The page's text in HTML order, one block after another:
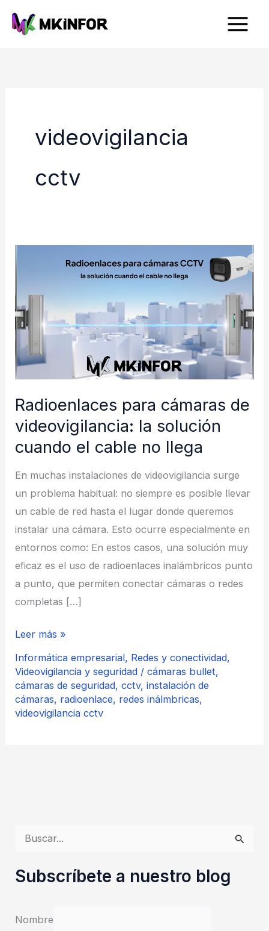
videovigilancia
cctv
Radioenlaces para cámaras de
videovigilancia: la solución
cuando el cable no llega
En muchas instalaciones de videovigilancia surge
un problema habitual: no siempre es posible llevar
un cable de red hasta el lugar donde queremos
instalar una cámara. Esto ocurre especialmente en
entornos como: En estos casos, una solución muy
eficaz es el uso de radioenlaces inalámbricos punto
a punto, que permiten conectar cámaras o redes
completas […]
Radioenlaces
para
cámaras
de
videovigilancia:
llega
Leer más »
Informática empresarial, Redes y conectividad,
Videovigilancia y seguridad /cámaras bullet,
cámaras de seguridad,cctv,instalación de
cámaras, radioenlace, redes inálmbricas,
videovigilancia cctv
s
Subscríbete a nuestro blog
Nombre